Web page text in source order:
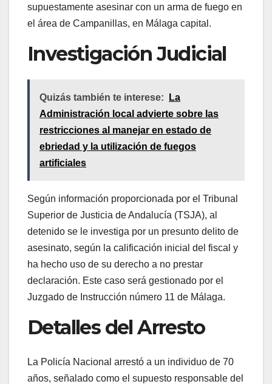
supuestamente asesinar con un arma de fuego en
el área de Campanillas, en Málaga capital.
Investigación Judicial
Quizás también te interese:
La
Administración local advierte sobre las
restricciones al manejar en estado de
ebriedad y la utilización de fuegos
artificiales
Según información proporcionada por el Tribunal
Superior de Justicia de Andalucía (TSJA), al
detenido se le investiga por un presunto delito de
asesinato, según la calificación inicial del fiscal y
ha hecho uso de su derecho a no prestar
declaración. Este caso será gestionado por el
Juzgado de Instrucción número 11 de Málaga.
Detalles del Arresto
La Policía Nacional arrestó a un individuo de 70
años, señalado como el supuesto responsable del